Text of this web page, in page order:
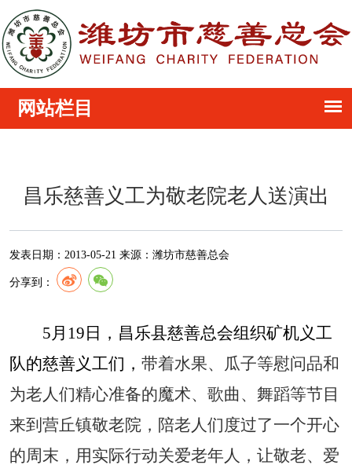
昌乐慈善义工为敬老院老人送演出
发表日期： 2013-05-21 来源： 潍坊市慈善总会
分享到：
5月 19 日，昌乐县慈善总会组织矿机义工
队的慈善义工们， 带着水果、瓜子等慰问品和
为老人们精心准备的魔术、歌曲、舞蹈等节目
来到营丘镇敬老院，陪老人们度过了一个开心
的周末，用实际行动关爱老年人，让敬老、爱